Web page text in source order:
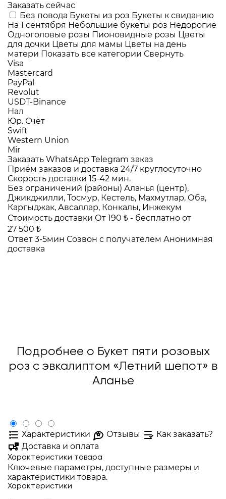
Заказать сейчас
Без повода Букеты из роз Букеты к свиданию
На 1 сентября Небольшие букеты роз Недорогие
Одноголовые розы Пионовидные розы Цветы
для дочки Цветы для мамы Цветы на день
матери Показать все категории Свернуть
Visa
Mastercard
PayPal
Revolut
USDT-Binance
Нал
Юр. Счёт
Swift
Western Union
Mir
Заказать WhatsApp Telegram заказ
Приём заказов и доставка 24/7 круглосуточно
Скорость доставки 15-42 мин.
Без ограничений (районы) Аланья (центр),
Джикджилли, Тосмур, Кестель, Махмутлар, Оба,
Каргыджак, Авсаллар, Конкалы, Инжекум
Стоимость доставки От 190 ₺ - бесплатно от
27 500 ₺
Ответ 3-5мин Созвон с получателем Анонимная
доставка
Подробнее о Букет пяти розовых
роз с эвкалиптом «Летний шепот» в
Аланье
Характеристики Отзывы
Как заказать?
Доставка и оплата
Характеристики товара
Ключевые параметры, доступные размеры и
характеристики товара.
Характеристики